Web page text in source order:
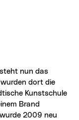
dort die
Kunstschule
Brand
2009 neu